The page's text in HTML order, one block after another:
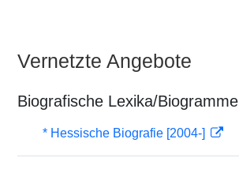
Vernetzte Angebote
Biografische Lexika/Biogramme
* Hessische Biografie [2004-]